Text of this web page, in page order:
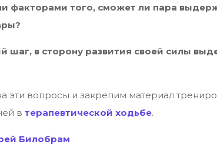
факторами того, сможет ли пара
шаг, в сторону развития своей силы
эти вопросы и закрепим материал
втерапевтической ходьбе.
Билобрам